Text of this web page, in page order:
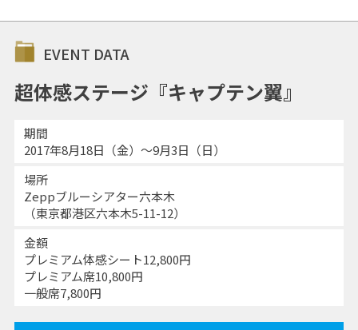
EVENT DATA
超体感ステージ『キャプテン翼』
期間
2017年8月18日（金）～9月3日（日）
場所
Zeppブルーシアター六本木
（東京都港区六本木5-11-12）
金額
プレミアム体感シート12,800円
プレミアム席10,800円
一般席7,800円